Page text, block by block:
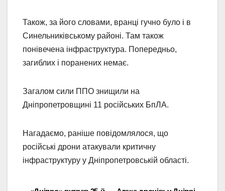
Також, за його словами, вранці гучно було і в
Синельниківському районі. Там також
понівечена інфраструктура. Попередньо,
загиблих і поранених немає.
Загалом сили ППО знищили на
Дніпропетровщині 11 російських БпЛА.
Нагадаємо, раніше повідомлялося, що
російські дрони атакували критичну
інфраструктуру у Дніпропетровській області.